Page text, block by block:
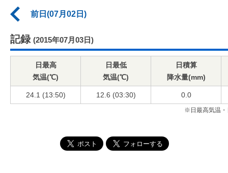
前日(07月02日)
記録 (2015年07月03日)
日最高
気温(℃)
日最低
気温(℃)
日積算
降水量(mm)
24.1 (13:50) 12.6 (03:30) 0.0
※日最高気温・